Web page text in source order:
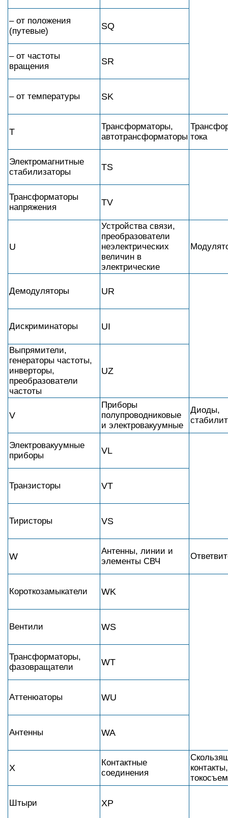
– от положения
(путевые)
SQ
– от частоты
вращения
SR
– от температуры SK
T
Трансформаторы,
автотрансформаторы тока
Электромагнитные
стабилизаторы
TS
Трансформаторы
напряжения
TV
U
Устройства связи,
преобразователи
неэлектрических
величин в
электрические
Демодуляторы UR
Дискриминаторы UI
Выпрямители,
генераторы частоты,
инверторы,
преобразователи
частоты
UZ
V
Приборы
полупроводниковые
и электровакуумные
Диоды,
Электровакуумные
приборы
VL
Транзисторы VT
Тиристоры VS
W
Антенны, линии и
элементы СВЧ
Короткозамыкатели WK
Вентили WS
Трансформаторы,
фазовращатели
WT
Аттенюаторы WU
Антенны WA
X
Контактные
соединения
контакты,
Штыри XP